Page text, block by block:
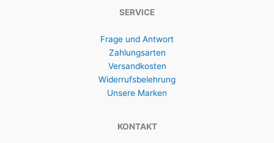
SERVICE
Frage und Antwort
Zahlungsarten
Versandkosten
Widerrufsbelehrung
Unsere Marken
KONTAKT